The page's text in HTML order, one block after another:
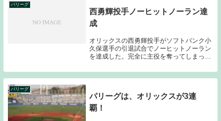
パリーグ
西勇輝投手ノーヒットノーラン達
成
オリックスの西勇輝投手がソフトバンク小
久保選手の引退試合でノーヒットノーラン
を達成した。完全に主役を奪ってしまっ
シーズン苦しみぬいたオリックスに最後の
最後で希望の光が見えた。と言っても西投
パリーグ
パリーグは、オリックスが3連
覇！